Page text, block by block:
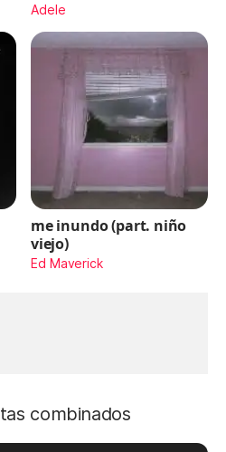
Adele
me inundo (part. niño
viejo)
Ed Maverick
combinados